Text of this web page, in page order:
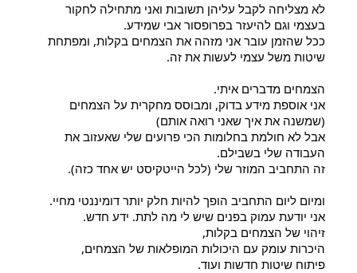
בעצמי וגם להיעזר בפרופסור אבי שמידע.
שיטות משל עצמי לעשות את זה.
הצמחים מדברים איתי.
(שמשנה את איך שאני רואה אותם)
העבודה שלי בשבילם.
זה התחביב המוזר שלי (לכל הייטקיסט יש אחד כזה).
ומיום ליום התחביב הופך להיות חלק יותר דומיננטי מחיי.
אני יודעת עמוק בפנים שיש לי מה לתת. ידע חדש.
זיהוי של הצמחים בקלות,
היכרות עומק עם היכולות המופלאות של הצמחים,
פיתוח שיטות חדשות ועוד.